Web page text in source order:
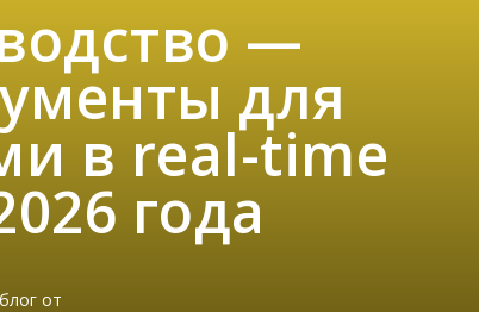
—
для
в real-time
года
от